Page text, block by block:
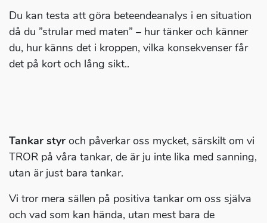
Du kan testa att göra beteendeanalys i en situation
då du ”strular med maten” – hur tänker och känner
du, hur känns det i kroppen, vilka konsekvenser får
det på kort och lång sikt..
Tankar styr och påverkar oss mycket, särskilt om vi
TROR på våra tankar, de är ju inte lika med sanning,
utan är just bara tankar.
Vi tror mera sällen på positiva tankar om oss själva
och vad som kan hända, utan mest bara de